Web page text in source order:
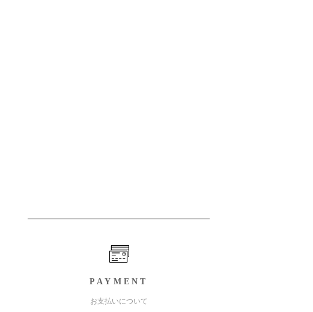
PAYMENT
お支払いについて